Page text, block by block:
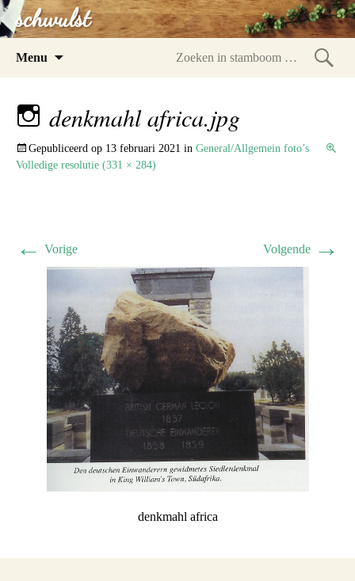
schwulst
Menu
denkmahl africa.jpg
Gepubliceerd op 13 februari 2021 in General/Allgemein foto’s
Volledige resolutie (331 × 284)
← Vorige Volgende →
denkmahl africa